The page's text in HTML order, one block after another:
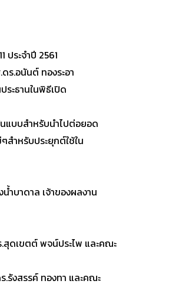
ระจำปี 2561
ร.อนันต์ ทองระอา
ระธานในพิธีเปิด
แบบสำหรับนำไปต่อยอด
ำหรับประยุกต์ใช้ใน
ำบาดาล เจ้าของผลงาน
สุดเขตต์ พจน์ประไพ และคณะ
.รังสรรค์ ทองทา และคณะ